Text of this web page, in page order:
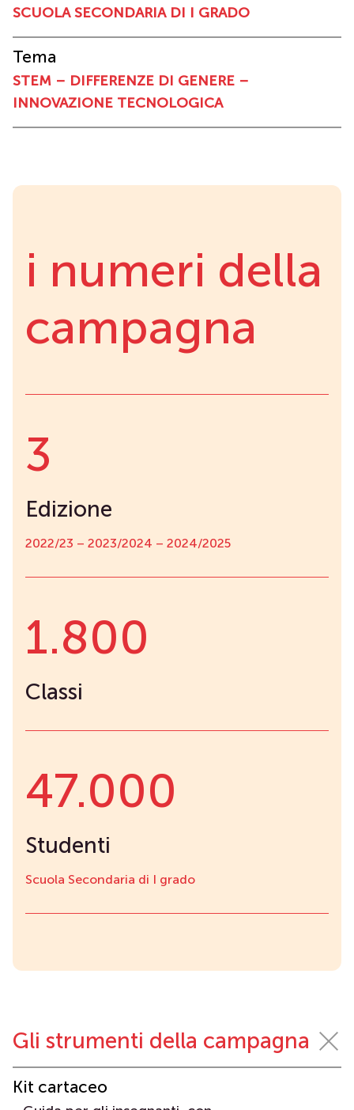
SCUOLA SECONDARIA DI I GRADO
Tema
STEM – DIFFERENZE DI GENERE –
INNOVAZIONE TECNOLOGICA
i numeri della
campagna
3
Edizione
2022/23 – 2023/2024 – 2024/2025
1.800
Classi
47.000
Studenti
Scuola Secondaria di I grado
Gli strumenti della campagna
Kit cartaceo